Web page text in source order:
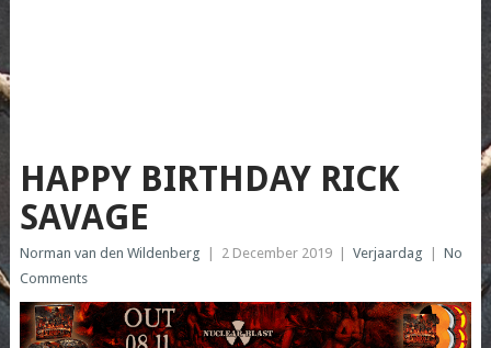
HAPPY BIRTHDAY RICK
SAVAGE
Norman van den Wildenberg 2 December 2019 Verjaardag
No
Comments